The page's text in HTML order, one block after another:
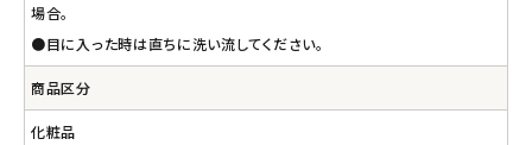
場合。
●目に入った時は直ちに洗い流してください。
商品区分
化粧品